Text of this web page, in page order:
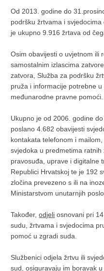
Od 2013. godine do
podršku žrtvama i
je ukupno 9.916 žrtava od
Osim obavijesti o uvjetnom ili
samostalnim izlascima
zatvora, Služba za podršku
pruža i informacije potrebne
međunarodne pravne pomoći.
Ukupno je od 2006. godine
poslano 4.682 obavijesti
kontakata telefonom i
svjedoka u predmetima
pravosuđa, uprave i digitalne
Republici Hrvatskoj te je 192
zločina prevezeno s ili na
Ministarstvom unutarnjih
Također,odjeli osnovani pri
sudu, žrtvama i svjedocima
pomoć u zgradi suda.
Službenici odjela žrtvu ili
sud, osiguravaju im boravak